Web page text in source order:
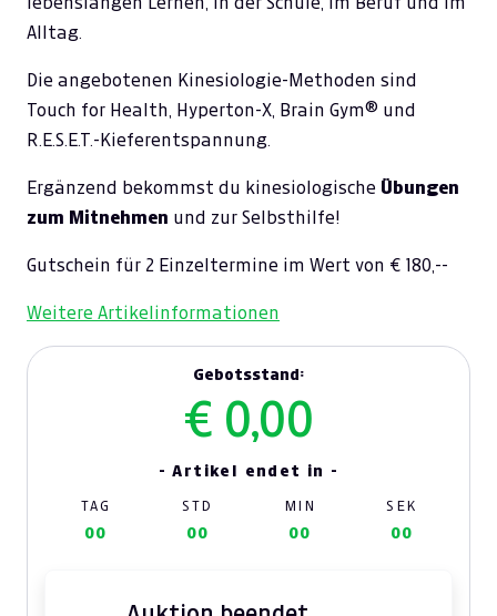
Alltag.
Die angebotenen Kinesiologie-Methoden sind
Touch for Health, Hyperton-X, Brain Gym® und
R.E.S.E.T.-Kieferentspannung.
Ergänzend bekommst du kinesiologische Übungen
zum Mitnehmen und zur Selbsthilfe!
Gutschein für 2 Einzeltermine im Wert von € 180,--
Weitere Artikelinformationen
Gebotsstand:
€ 0,00
- Artikel endet in -
TAG STD MIN SEK
00 00 00 00